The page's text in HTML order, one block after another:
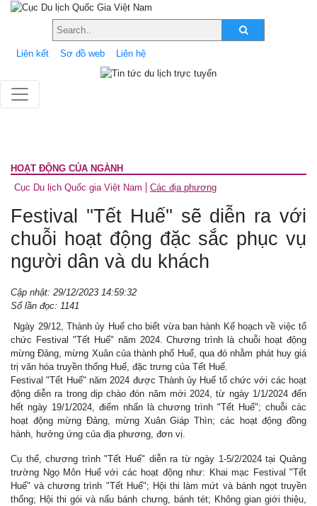
Liên kết Sơ đồ web Liên hệ
HOẠT ĐỘNG CỦA NGÀNH
Cục Du lịch Quốc gia Việt Nam
Các địa phương
Festival ''Tết Huế'' sẽ diễn ra với
chuỗi hoạt động đặc sắc phục vụ
người dân và du khách
Cập nhật: 29/12/2023 14:59:32
Số lần đọc: 1141
Ngày 29/12, Thành ủy Huế cho biết vừa ban hành Kế hoạch về việc tổ
chức Festival "Tết Huế" năm 2024. Chương trình là chuỗi hoạt động
mừng Đảng, mừng Xuân của thành phố Huế, qua đó nhằm phát huy giá
trị văn hóa truyền thống Huế, đặc trưng của Tết Huế.
Festival "Tết Huế" năm 2024 được Thành ủy Huế tổ chức với các hoạt
động diễn ra trong dịp chào đón năm mới 2024, từ ngày 1/1/2024 đến
hết ngày 19/1/2024, điểm nhấn là chương trình "Tết Huế"; chuỗi các
hoạt động mừng Đảng, mừng Xuân Giáp Thìn; các hoạt động đồng
hành, hưởng ứng của địa phương, đơn vị.
Cụ thể, chương trình "Tết Huế" diễn ra từ ngày 1-5/2/2024 tại Quảng
trường Ngọ Môn Huế với các hoạt động như: Khai mạc Festival "Tết
Huế" và chương trình "Tết Huế"; Hội thi làm mứt và bánh ngọt truyền
thống; Hội thi gói và nấu bánh chưng, bánh tét; Không gian giới thiệu,